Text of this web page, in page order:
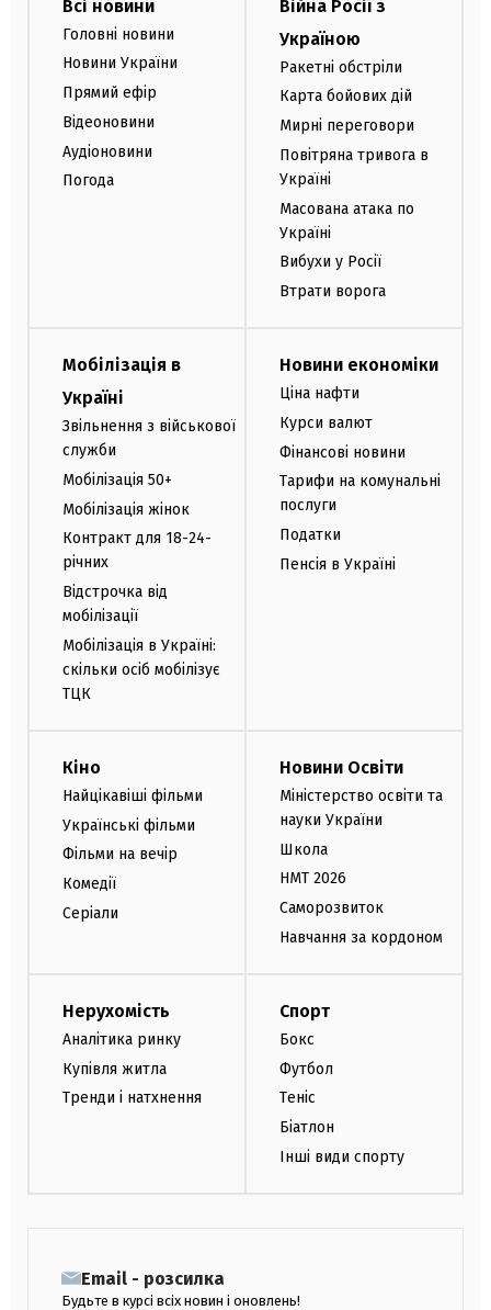
Всі новини
Головні новини
Новини України
Прямий ефір
Відеоновини
Аудіоновини
Погода
Війна Росії з
Україною
Ракетні обстріли
Карта бойових дій
Мирні переговори
Повітряна тривога в
Україні
Масована атака по
Україні
Вибухи у Росії
Втрати ворога
Мобілізація в
Україні
Звільнення з військової
служби
Мобілізація 50+
Мобілізація жінок
Контракт для 18-24-
річних
Відстрочка від
мобілізації
Мобілізація в Україні:
скільки осіб мобілізує
ТЦК
Новини економіки
Ціна нафти
Курси валют
Фінансові новини
Тарифи на комунальні
послуги
Податки
Пенсія в Україні
Кіно
Найцікавіші фільми
Українські фільми
Фільми на вечір
Комедії
Серіали
Новини Освіти
Міністерство освіти та
науки України
Школа
НМТ 2026
Саморозвиток
Навчання за кордоном
Нерухомість
Аналітика ринку
Купівля житла
Тренди і натхнення
Спорт
Бокс
Футбол
Теніс
Біатлон
Інші види спорту
Email - розсилка
Будьте в курсі всіх новин і оновлень!